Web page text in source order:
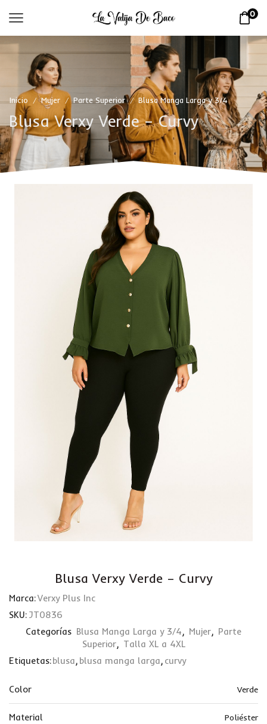
0
Inicio / Mujer / Parte Superior / Blusa Manga Larga y 3/4
Blusa Verxy Verde – Curvy
Blusa Verxy Verde – Curvy
Marca:Verxy Plus Inc
SKU: JT0836
Categorías Blusa Manga Larga y 3/4, Mujer, Parte
Superior, Talla XL a 4XL
Etiquetas:blusa, blusa manga larga, curvy
Color Verde
Material Poliéster